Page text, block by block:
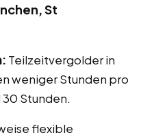
St
Teilzeitvergolder in
weniger Stunden pro
Stunden.
flexible